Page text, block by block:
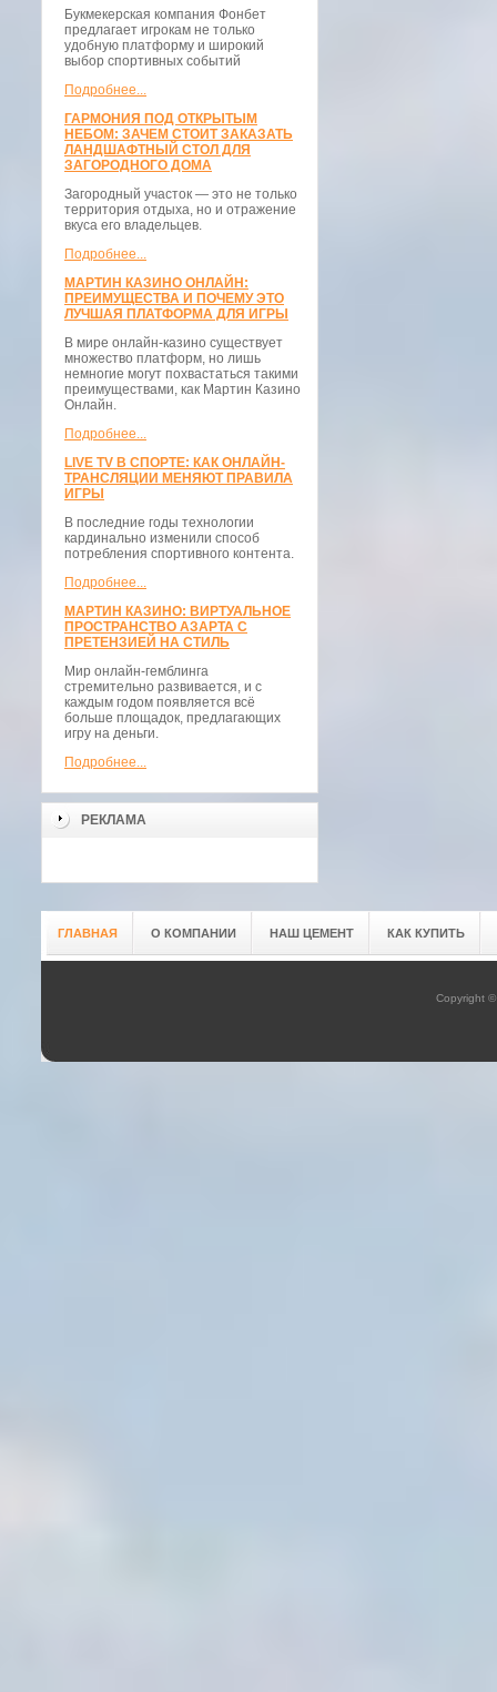
Букмекерская компания Фонбет
предлагает игрокам не только
удобную платформу и широкий
выбор спортивных событий
Подробнее...
ГАРМОНИЯ ПОД ОТКРЫТЫМ
НЕБОМ: ЗАЧЕМ СТОИТ ЗАКАЗАТЬ
ЛАНДШАФТНЫЙ СТОЛ ДЛЯ
ЗАГОРОДНОГО ДОМА
Загородный участок — это не только
территория отдыха, но и отражение
вкуса его владельцев.
Подробнее...
МАРТИН КАЗИНО ОНЛАЙН:
ПРЕИМУЩЕСТВА И ПОЧЕМУ ЭТО
ЛУЧШАЯ ПЛАТФОРМА ДЛЯ ИГРЫ
В мире онлайн-казино существует
множество платформ, но лишь
немногие могут похвастаться такими
преимуществами, как Мартин Казино
Онлайн.
Подробнее...
LIVE TV В СПОРТЕ: КАК ОНЛАЙН-
ТРАНСЛЯЦИИ МЕНЯЮТ ПРАВИЛА
ИГРЫ
В последние годы технологии
кардинально изменили способ
потребления спортивного контента.
Подробнее...
МАРТИН КАЗИНО: ВИРТУАЛЬНОЕ
ПРОСТРАНСТВО АЗАРТА С
ПРЕТЕНЗИЕЙ НА СТИЛЬ
Мир онлайн-гемблинга
стремительно развивается, и с
каждым годом появляется всё
больше площадок, предлагающих
игру на деньги.
Подробнее...
РЕКЛАМА
ГЛАВНАЯ О КОМПАНИИ НАШ ЦЕМЕНТ КАК КУПИТЬ
Copyright